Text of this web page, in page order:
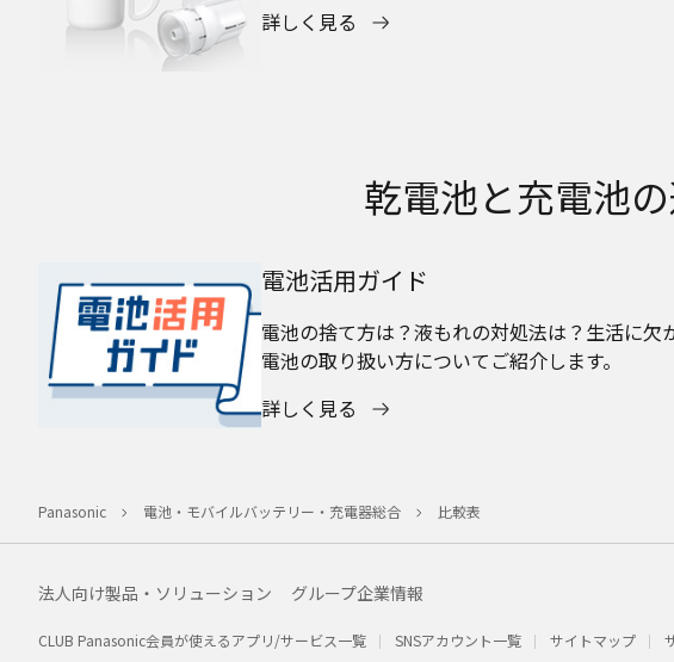
詳しく見る
乾電池と充電池
電池活用ガイド
電池の捨て方は？液もれの対処法は？生活に欠
電池の取り扱い方についてご紹介します。
詳しく見る
Panasonic 電池・モバイルバッテリー・充電器総合 比較表
法人向け製品・ソリューション グループ企業情報
CLUB Panasonic会員が使えるアプリ/サービス一覧 SNSアカウント一覧 サイトマップ